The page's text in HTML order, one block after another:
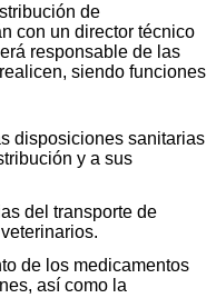
de
con un director técnico
responsable de las
siendo funciones
disposiciones sanitarias
y a sus
del transporte de
de los medicamentos
así como la